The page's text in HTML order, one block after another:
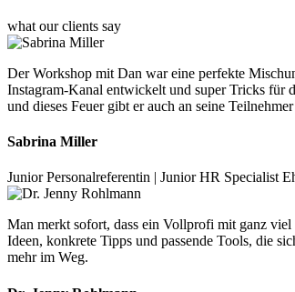
what our clients say
Der Workshop mit Dan war eine perfekte
Instagram-Kanal entwickelt und super Tricks für
und dieses Feuer gibt er auch an seine
Sabrina Miller
Junior Personalreferentin | Junior HR Specialist
Man merkt sofort, dass ein Vollprofi mit ganz
Ideen, konkrete Tipps und passende Tools, die
mehr im Weg.